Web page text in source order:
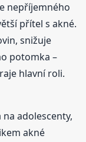
nepříjemného
přítel s akné.
snižuje
potomka –
hlavní roli.
adolescenty,
akné